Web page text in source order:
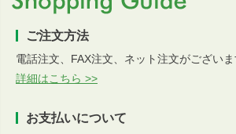
ご注文方法
電話注文、FAX注文、ネット注文がございま
詳細はこちら >>
お支払いについて